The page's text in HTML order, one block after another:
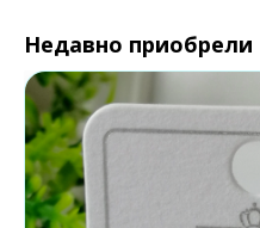
Недавно приобрели